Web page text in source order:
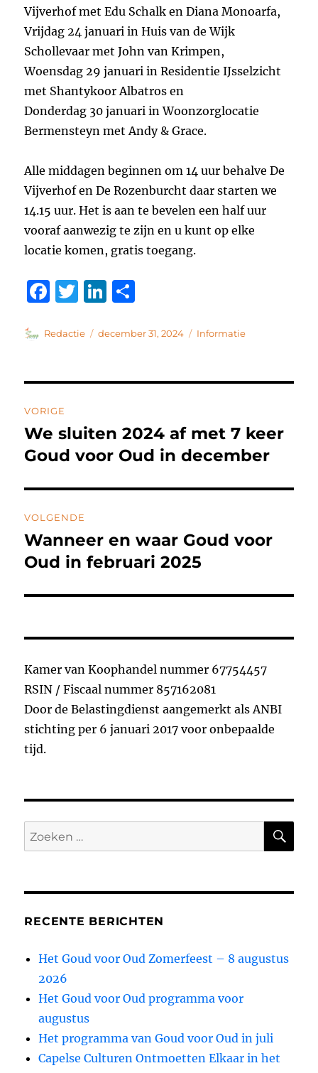
Vijverhof met Edu Schalk en Diana Monoarfa,
Vrijdag 24 januari in Huis van de Wijk
Schollevaar met John van Krimpen,
Woensdag 29 januari in Residentie IJsselzicht
met Shantykoor Albatros en
Donderdag 30 januari in Woonzorglocatie
Bermensteyn met Andy & Grace.
Alle middagen beginnen om 14 uur behalve De
Vijverhof en De Rozenburcht daar starten we
14.15 uur. Het is aan te bevelen een half uur
vooraf aanwezig te zijn en u kunt op elke
locatie komen, gratis toegang.
F
c
b
o
o
k
T
it
r
Li
k
d
n
e
Auteur
Redactie
Geplaatst
december 31, 2024 Categorieën
Informatie
navigatie
VORIGE
Vorig
bericht:
We sluiten 2024 af met 7 keer
Goud voor Oud in december
VOLGENDE
Volgend
bericht:
Wanneer en waar Goud voor
Oud in februari 2025
Kamer van Koophandel nummer 67754457
RSIN / Fiscaal nummer 857162081
Door de Belastingdienst aangemerkt als ANBI
stichting per 6 januari 2017 voor onbepaalde
tijd.
Zoeken
naar:
RECENTE BERICHTEN
Het Goud voor Oud Zomerfeest – 8 augustus
2026
Het Goud voor Oud programma voor
augustus
Het programma van Goud voor Oud in juli
Capelse Culturen Ontmoetten Elkaar in het